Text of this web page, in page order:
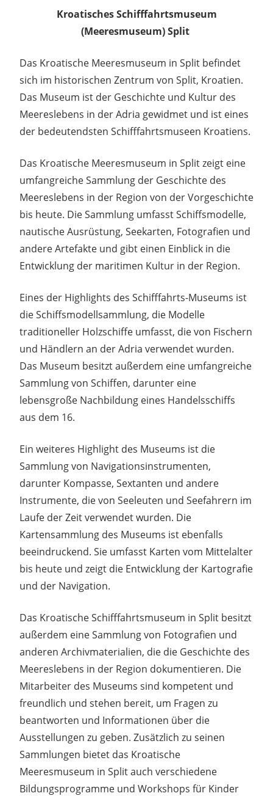
Kroatisches Schifffahrtsmuseum
(Meeresmuseum) Split
Das Kroatische Meeresmuseum in Split befindet
sich im historischen Zentrum von Split, Kroatien.
Das Museum ist der Geschichte und Kultur des
Meereslebens in der Adria gewidmet und ist eines
der bedeutendsten Schifffahrtsmuseen Kroatiens.
Das Kroatische Meeresmuseum in Split zeigt eine
umfangreiche Sammlung der Geschichte des
Meereslebens in der Region von der Vorgeschichte
bis heute. Die Sammlung umfasst Schiffsmodelle,
nautische Ausrüstung, Seekarten, Fotografien und
andere Artefakte und gibt einen Einblick in die
Entwicklung der maritimen Kultur in der Region.
Eines der Highlights des Schifffahrts-Museums ist
die Schiffsmodellsammlung, die Modelle
traditioneller Holzschiffe umfasst, die von Fischern
und Händlern an der Adria verwendet wurden.
Das Museum besitzt außerdem eine umfangreiche
Sammlung von Schiffen, darunter eine
lebensgroße Nachbildung eines Handelsschiffs
aus dem 16.
Ein weiteres Highlight des Museums ist die
Sammlung von Navigationsinstrumenten,
darunter Kompasse, Sextanten und andere
Instrumente, die von Seeleuten und Seefahrern im
Laufe der Zeit verwendet wurden. Die
Kartensammlung des Museums ist ebenfalls
beeindruckend. Sie umfasst Karten vom Mittelalter
bis heute und zeigt die Entwicklung der Kartografie
und der Navigation.
Das Kroatische Schifffahrtsmuseum in Split besitzt
außerdem eine Sammlung von Fotografien und
anderen Archivmaterialien, die die Geschichte des
Meereslebens in der Region dokumentieren. Die
Mitarbeiter des Museums sind kompetent und
freundlich und stehen bereit, um Fragen zu
beantworten und Informationen über die
Ausstellungen zu geben. Zusätzlich zu seinen
Sammlungen bietet das Kroatische
Meeresmuseum in Split auch verschiedene
Bildungsprogramme und Workshops für Kinder